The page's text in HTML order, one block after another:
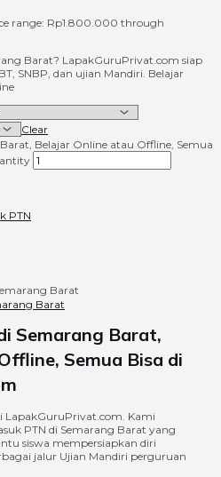
range: Rp1.800.000 through
Barat? LapakGuruPrivat.com siap
SNBP, dan ujian Mandiri. Belajar
Clear
Belajar Online atau Offline, Semua
PTN
Barat
Semarang Barat,
Semua Bisa di
LapakGuruPrivat.com. Kami
PTN di Semarang Barat yang
siswa mempersiapkan diri
jalur Ujian Mandiri perguruan